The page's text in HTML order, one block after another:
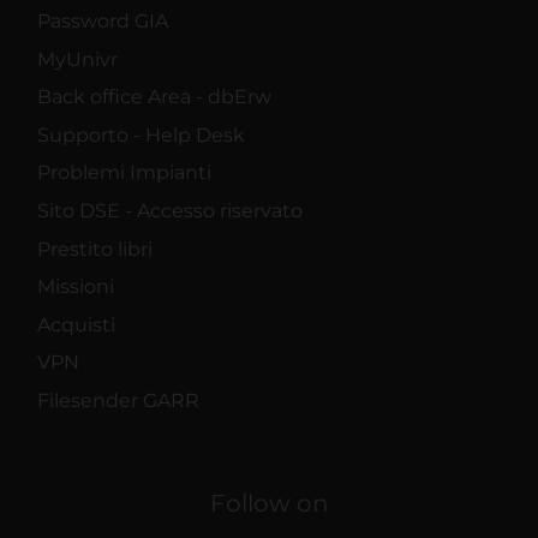
Password GIA
MyUnivr
Back office Area - dbErw
Supporto - Help Desk
Problemi Impianti
Sito DSE - Accesso riservato
Prestito libri
Missioni
Acquisti
VPN
Filesender GARR
Follow on